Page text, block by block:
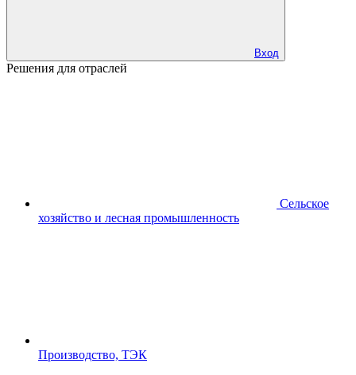
Вход
Решения для отраслей
Сельское
хозяйство и лесная промышленность
Производство, ТЭК